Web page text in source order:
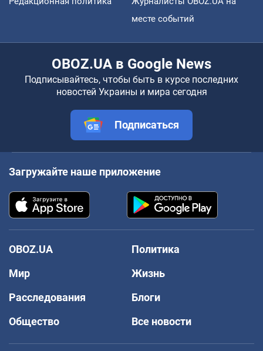
месте событий
OBOZ.UA в Google News
Подписывайтесь, чтобы быть в курсе последних
новостей Украины и мира сегодня
Подписаться
Загружайте наше приложение
OBOZ.UA
Политика
Мир
Жизнь
Расследования
Блоги
Общество
Все новости